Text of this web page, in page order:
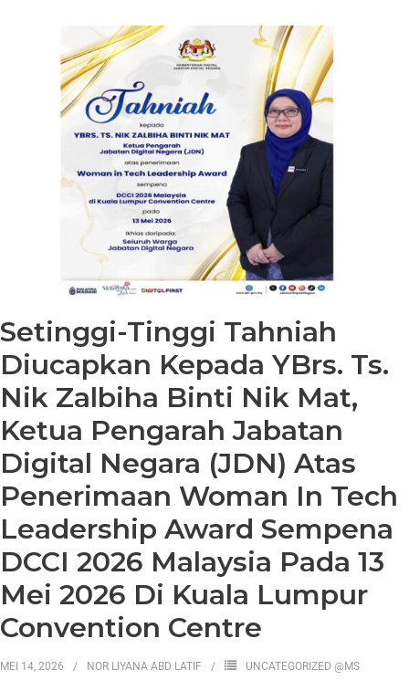
Setinggi-Tinggi Tahniah
Diucapkan Kepada YBrs. Ts.
Nik Zalbiha Binti Nik Mat,
Ketua Pengarah Jabatan
Digital Negara (JDN) Atas
Penerimaan Woman In Tech
Leadership Award Sempena
DCCI 2026 Malaysia Pada 13
Mei 2026 Di Kuala Lumpur
Convention Centre
MEI 14, 2026 NOR LIYANA ABD LATIF UNCATEGORIZED @MS